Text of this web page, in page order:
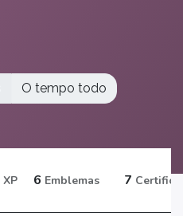
O tempo todo
XP 6 Emblemas 7